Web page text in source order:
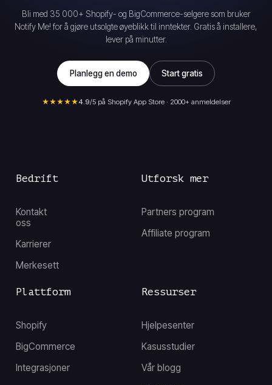
Bli med 35 000+ Shopify- og BigCommerce-selgere som bruker
Notify Me! for å gjøre utsolgte øyeblikk til inntekter. Gratis å installere,
lever på minutter.
Planlegg en demo Start gratis
★★★★★4.9/5 på Shopify App Store · 2000+ anmeldelser
Bedrift
Kontakt
oss
Karrierer
Merkesett
Ressurser
Hjelpesenter
Kasusstudier
Vår blogg
Utforsk mer
Partners program
Affiliate program
Plattform
Shopify
BigCommerce
Integrasjoner